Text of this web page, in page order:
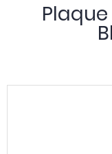
Plaque